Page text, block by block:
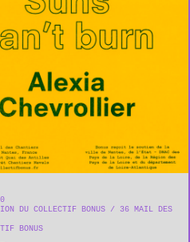
DU COLLECTIF BONUS
36 MAIL DES
BONUS